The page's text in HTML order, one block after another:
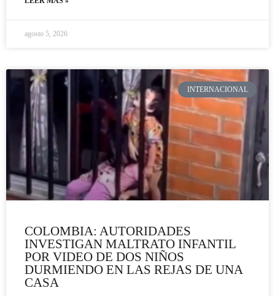
agosto 5, 2026
INTERNACIONAL
COLOMBIA: AUTORIDADES
INVESTIGAN MALTRATO INFANTIL
POR VIDEO DE DOS NIÑOS
DURMIENDO EN LAS REJAS DE UNA
CASA